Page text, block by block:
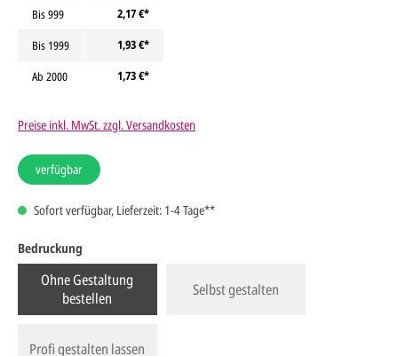
Bis999
2,17 €*
Bis 1999
1,93 €*
Ab 2000 1,73 €*
Preise inkl. MwSt. zzgl. Versandkosten
verfügbar
Sofort verfügbar, Lieferzeit: 1-4 Tage**
Bedruckung
Ohne Gestaltung
bestellen
Selbst gestalten
Profi gestalten lassen